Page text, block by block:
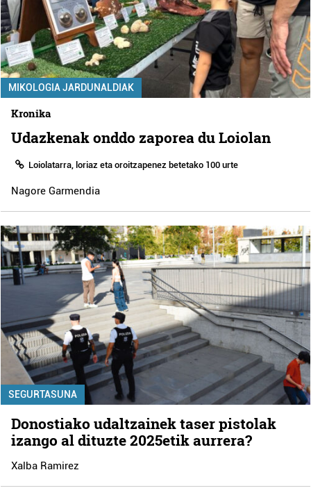
MIKOLOGIA JARDUNALDIAK
Kronika
Udazkenak onddo zaporea du Loiolan
Loiolatarra, loriaz eta oroitzapenez betetako 100 urte
Nagore Garmendia
SEGURTASUNA
Donostiako udaltzainek taser pistolak
izango al dituzte 2025etik aurrera?
Xalba Ramirez